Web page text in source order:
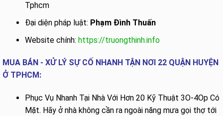
Tphcm
Đại diện pháp luật: Phạm Đình Thuấn
Website chính: https://truongthinh.info
MUA BÁN - XỬ LÝ SỰ CỐ NHANH TẬN NƠI 22 QUẬN HUYỆN
Ở TPHCM:
Phục Vụ Nhanh Tại Nhà Với Hơn 20 Kỹ Thuật 3O-4Op Có
Mặt. Hãy ở nhà không cần ra ngoài năng mưa gọi thợ tới